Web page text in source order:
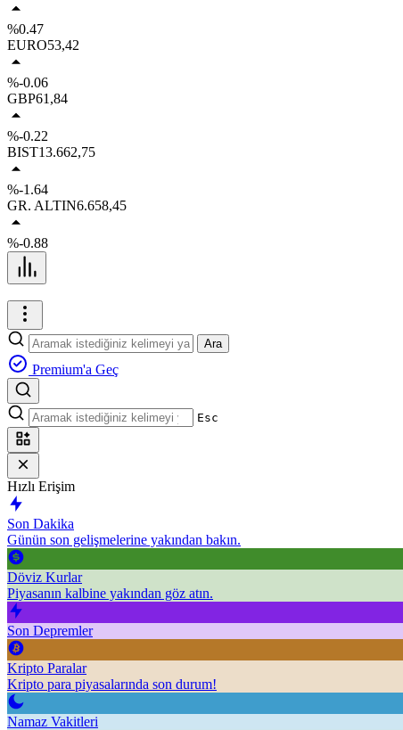
%0.47
EURO53,42
%-0.06
GBP61,84
%-0.22
BIST13.662,75
%-1.64
GR. ALTIN6.658,45
%-0.88
Ara
Premium'a Geç
Esc
Hızlı Erişim
Son Dakika
Günün son gelişmelerine yakından bakın.
Döviz Kurlar
Piyasanın kalbine yakından göz atın.
Son Depremler
Kripto Paralar
Kripto para piyasalarında son durum!
Namaz Vakitleri